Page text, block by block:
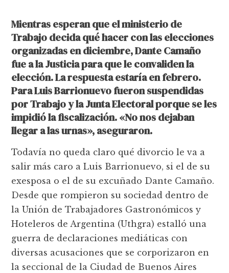
Mientras esperan que el ministerio de
Trabajo decida qué hacer con las elecciones
organizadas en diciembre, Dante Camaño
fue a la Justicia para que le convaliden la
elección. La respuesta estaría en febrero.
Para Luis Barrionuevo fueron suspendidas
por Trabajo y la Junta Electoral porque se les
impidió la fiscalización. «No nos dejaban
llegar a las urnas», aseguraron.
Todavía no queda claro qué divorcio le va a
salir más caro a Luis Barrionuevo, si el de su
exesposa o el de su excuñado Dante Camaño.
Desde que rompieron su sociedad dentro de
la Unión de Trabajadores Gastronómicos y
Hoteleros de Argentina (Uthgra) estalló una
guerra de declaraciones mediáticas con
diversas acusaciones que se corporizaron en
la seccional de la Ciudad de Buenos Aires